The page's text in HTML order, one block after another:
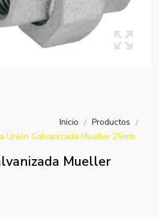
Inicio
Productos
Unión Galvanizada Mueller 25mm
Mueller